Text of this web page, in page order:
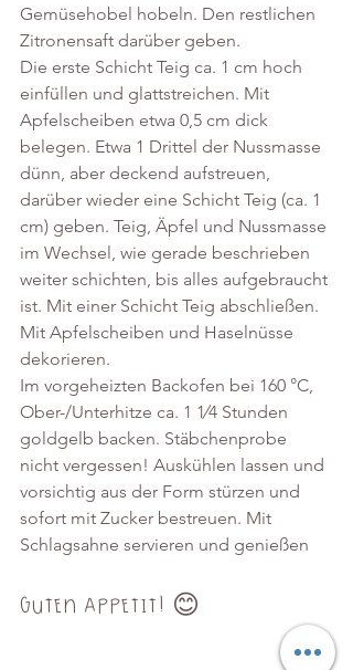
Gemüsehobel hobeln. Den restlichen
Zitronensaft darüber geben.
Die erste Schicht Teig ca. 1 cm hoch
einfüllen und glattstreichen. Mit
Apfelscheiben etwa 0,5 cm dick
belegen. Etwa 1 Drittel der Nussmasse
dünn, aber deckend aufstreuen,
darüber wieder eine Schicht Teig (ca. 1
cm) geben. Teig, Äpfel und Nussmasse
im Wechsel, wie gerade beschrieben
weiter schichten, bis alles aufgebraucht
ist. Mit einer Schicht Teig abschließen.
Mit Apfelscheiben und Haselnüsse
dekorieren.
Im vorgeheizten Backofen bei 160 °C,
Ober-/Unterhitze ca. 1 1⁄4 Stunden
goldgelb backen. Stäbchenprobe
nicht vergessen! Auskühlen lassen und
vorsichtig aus der Form stürzen und
sofort mit Zucker bestreuen. Mit
Schlagsahne servieren und genießen
Guten Appetit! 😊